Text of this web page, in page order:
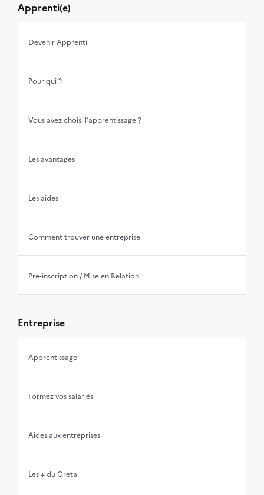
Apprenti(e)
Devenir Apprenti
Pour qui ?
Vous avez choisi l’apprentissage ?
Les avantages
Les aides
Comment trouver une entreprise
Pré-inscription / Mise en Relation
Entreprise
Apprentissage
Formez vos salariés
Aides aux entreprises
Les + du Greta